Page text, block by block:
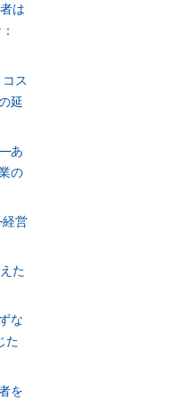
は
ス
延
あ
の
営
た
な
た
を